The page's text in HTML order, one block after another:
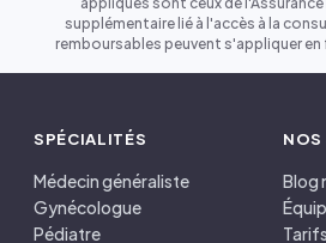
supplémentaire lié à l'accès à la
remboursables peuvent s'appliquer
SPÉCIALITÉS
Médecin généraliste
Gynécologue
Pédiatre
NOS
Blog